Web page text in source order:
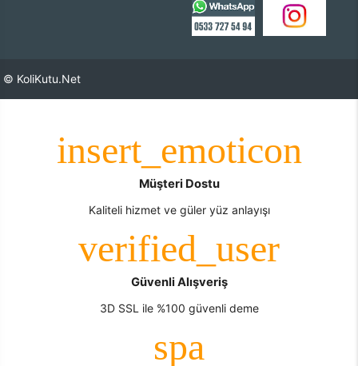
© KoliKutu.Net
Müşteri Dostu
Kaliteli hizmet ve güler yüz anlayışı
Güvenli Alışveriş
3D SSL ile %100 güvenli deme